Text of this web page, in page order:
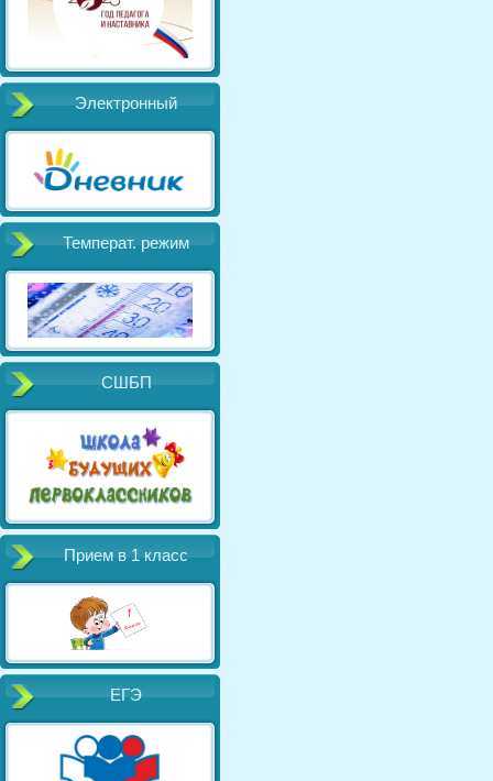
Электронный
Температ. режим
СШБП
Прием в 1 класс
ЕГЭ